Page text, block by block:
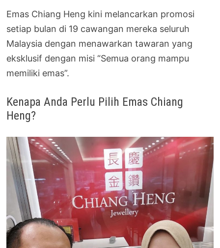
Emas Chiang Heng kini melancarkan promosi
setiap bulan di 19 cawangan mereka seluruh
Malaysia dengan menawarkan tawaran yang
eksklusif dengan misi “Semua orang mampu
memiliki emas”.
Kenapa Anda Perlu Pilih Emas Chiang
Heng?